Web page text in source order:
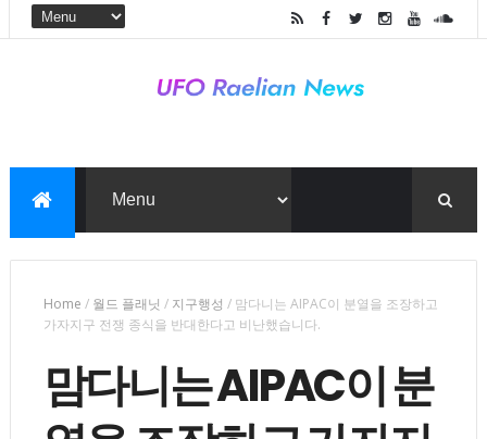
Home / 월드 플래닛 / 지구행성 / 맘다니는 AIPAC이 분열을 조장하고
가자지구 전쟁 종식을 반대한다고 비난했습니다.
맘다니는 AIPAC이 분